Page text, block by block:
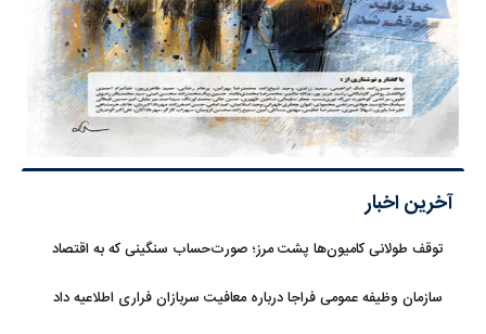
آخرین اخبار
توقف طولانی کامیون‌ها پشت مرز؛ صورت‌حساب سنگینی که به اقتصاد
سازمان وظیفه عمومی فراجا درباره معافیت سربازان فراری اطلاعیه داد